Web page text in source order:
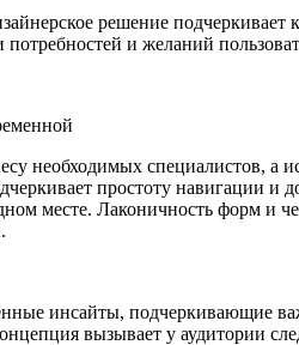
решение
и желаний
необходимых специалистов, а
простоту навигации и
месте. Лаконичность форм и
инсайты, подчеркивающие
вызывает у аудитории